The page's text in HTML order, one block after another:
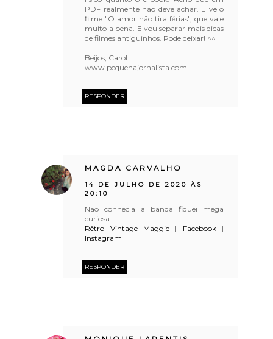
PDF realmente não deve achar. E vê o
filme "O amor não tira férias", que vale
muito a pena. E vou separar mais dicas
de filmes antiguinhos. Pode deixar! ^^
Beijos, Carol
www.pequenajornalista.com
RESPONDER
MAGDA CARVALHO
14 DE JULHO DE 2020 ÀS
20:10
Não conhecia a banda fiquei mega
curiosa
Rêtro Vintage Maggie | Facebook|
Instagram
RESPONDER